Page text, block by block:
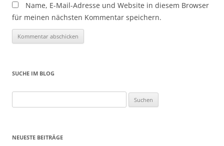
Name, E-Mail-Adresse und Website in diesem Browser
für meinen nächsten Kommentar speichern.
SUCHE IM BLOG
nach:
NEUESTE BEITRÄGE